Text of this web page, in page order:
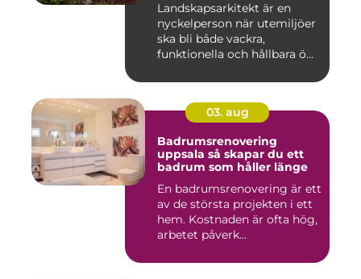
Landskapsarkitekt är en
nyckelperson när utemiljöer
ska bli både vackra,
funktionella och hållbara ö...
03. aug
Badrumsrenovering
uppsala så skapar du ett
badrum som håller länge
En badrumsrenovering är ett
av de största projekten i ett
hem. Kostnaden är ofta hög,
arbetet påverk...